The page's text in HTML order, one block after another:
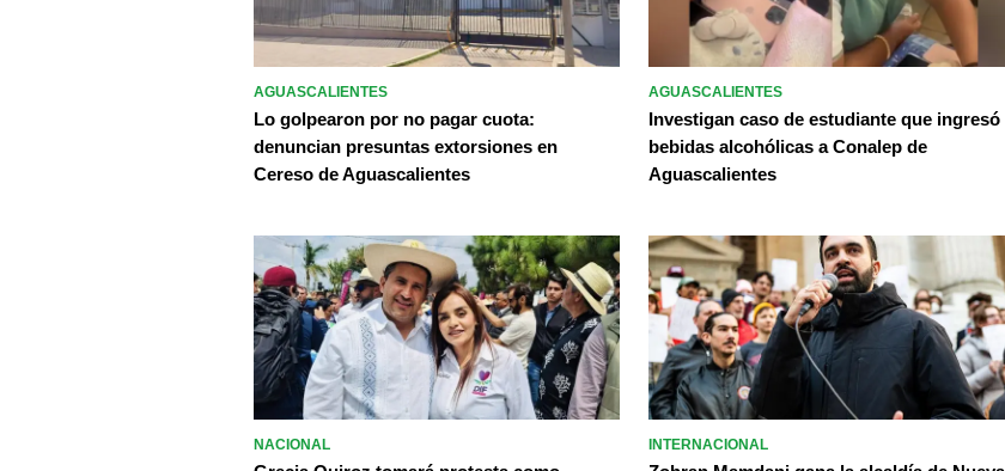
AGUASCALIENTES
Lo golpearon por no pagar cuota:
denuncian presuntas extorsiones en
Cereso de Aguascalientes
AGUASCALIENTES
Investigan caso de estudiante que ingresó
bebidas alcohólicas a Conalep de
Aguascalientes
NACIONAL INTERNACIONAL